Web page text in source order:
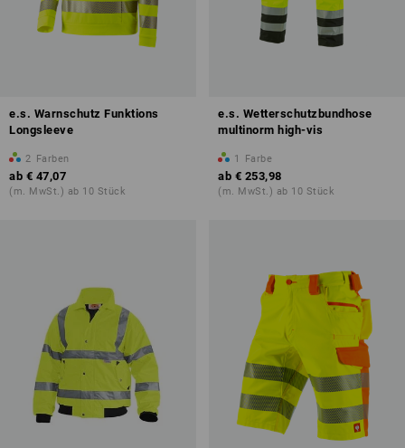
e.s. Warnschutz Funktions
Longsleeve
2 Farben
ab € 47,07
(m. MwSt.) ab 10 Stück
e.s. Wetterschutzbundhose
multinorm high-vis
1 Farbe
ab € 253,98
(m. MwSt.) ab 10 Stück